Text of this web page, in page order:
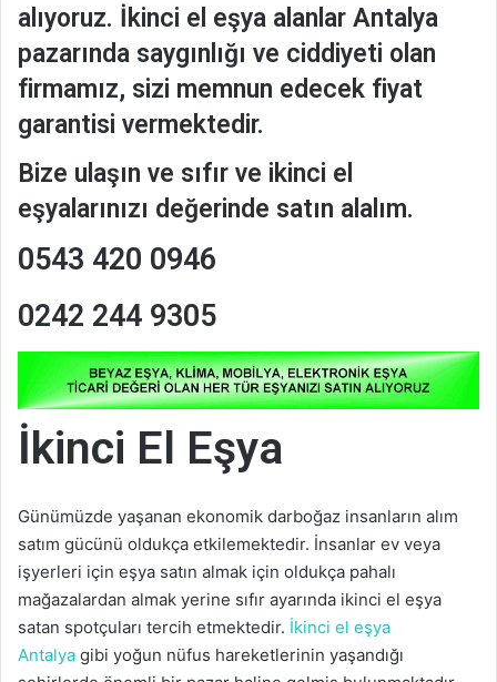
alıyoruz. İkinci el eşya alanlar Antalya
pazarında saygınlığı ve ciddiyeti olan
firmamız, sizi memnun edecek fiyat
garantisi vermektedir.
Bize ulaşın ve sıfır ve ikinci el
eşyalarınızı değerinde satın alalım.
0543 420 0946
0242 244 9305
İkinci El Eşya
Günümüzde yaşanan ekonomik darboğaz insanların alım
satım gücünü oldukça etkilemektedir. İnsanlar ev veya
işyerleri için eşya satın almak için oldukça pahalı
mağazalardan almak yerine sıfır ayarında ikinci el eşya
satan spotçuları tercih etmektedir. İkinci el eşya
Antalya gibi yoğun nüfus hareketlerinin yaşandığı